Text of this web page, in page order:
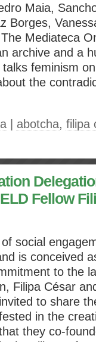
Maia,
Borges,
Mediateca
archive and a
feminism
the
abotcha, filipa
Fellow
social
is conceived
to the
Filipa César
to share
in the
they co-